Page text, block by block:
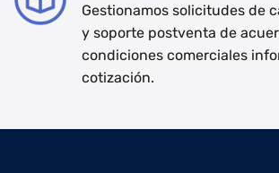
Gestionamos solicitudes de
y soporte postventa de
condiciones comerciales
cotización.